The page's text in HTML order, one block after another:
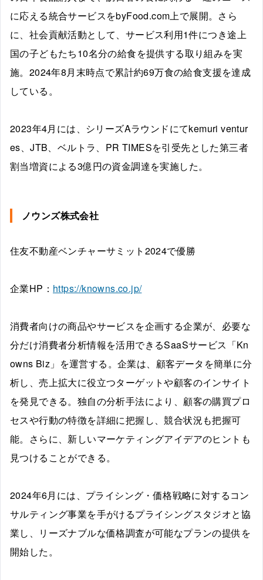
に応える統合サービスをbyFood.com上で展開。さら
に、社会貢献活動として、サービス利用1件につき途上
国の子どもたち10名分の給食を提供する取り組みを実
施。2024年8月末時点で累計約69万食の給食支援を達成
している。
2023年4月には、シリーズAラウンドにてkemuri ventur
es、JTB、ベルトラ、PR TIMESを引受先とした第三者
割当増資による3億円の資金調達を実施した。
ノウンズ株式会社
住友不動産ベンチャーサミット2024で優勝
企業HP： https://knowns.co.jp/
消費者向けの商品やサービスを企画する企業が、必要な
分だけ消費者分析情報を活用できるSaaSサービス「Kn
owns Biz」を運営する。企業は、顧客データを簡単に分
析し、売上拡大に役立つターゲットや顧客のインサイト
を発見できる。独自の分析手法により、顧客の購買プロ
セスや行動の特徴を詳細に把握し、競合状況も把握可
能。さらに、新しいマーケティングアイデアのヒントも
見つけることができる。
2024年6月には、プライシング・価格戦略に対するコン
サルティング事業を手がけるプライシングスタジオと協
業し、リーズナブルな価格調査が可能なプランの提供を
開始した。